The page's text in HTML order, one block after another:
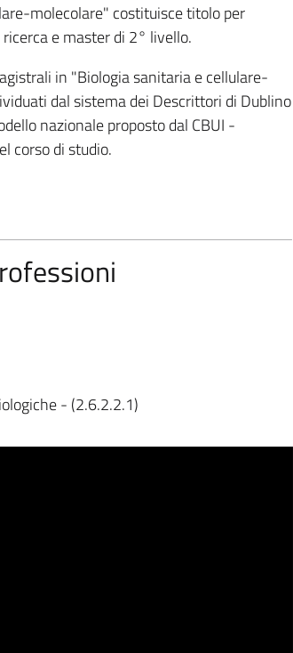
molecolare" costituisce titolo per
e master di 2° livello.
in "Biologia sanitaria e cellulare-
dal sistema dei Descrittori di Dublino
nazionale proposto dal CBUI -
corso di studio.
- (2.6.2.2.1)